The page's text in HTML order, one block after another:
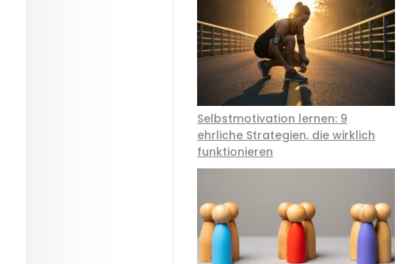
Selbstmotivation lernen: 9
ehrliche Strategien, die wirklich
funktionieren